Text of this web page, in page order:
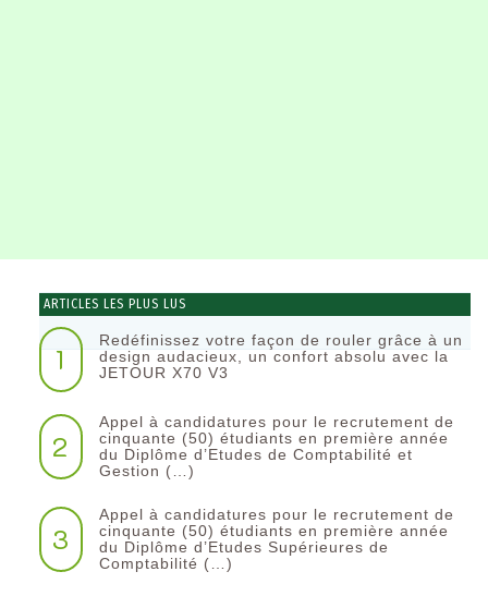
ARTICLES LES PLUS LUS
1
Redéfinissez votre façon de rouler grâce à un
design audacieux, un confort absolu avec la
JETOUR X70 V3
2
Appel à candidatures pour le recrutement de
cinquante (50) étudiants en première année
du Diplôme d’Etudes de Comptabilité et
Gestion (…)
3
Appel à candidatures pour le recrutement de
cinquante (50) étudiants en première année
du Diplôme d’Etudes Supérieures de
Comptabilité (…)